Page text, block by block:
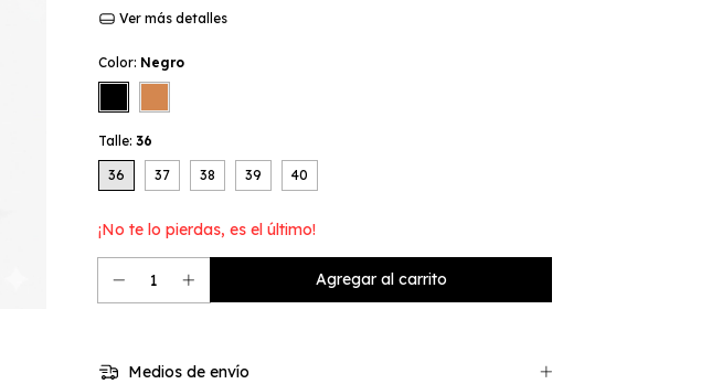
Ver más detalles
Color: Negro
Talle: 36
36 37 38 39 40
¡No te lo pierdas, es el último!
Medios de envío